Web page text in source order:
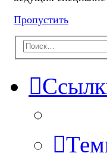
Пропустить